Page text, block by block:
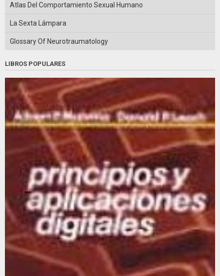
Atlas Del Comportamiento Sexual Humano
La Sexta Lámpara
Glossary Of Neurotraumatology
LIBROS POPULARES